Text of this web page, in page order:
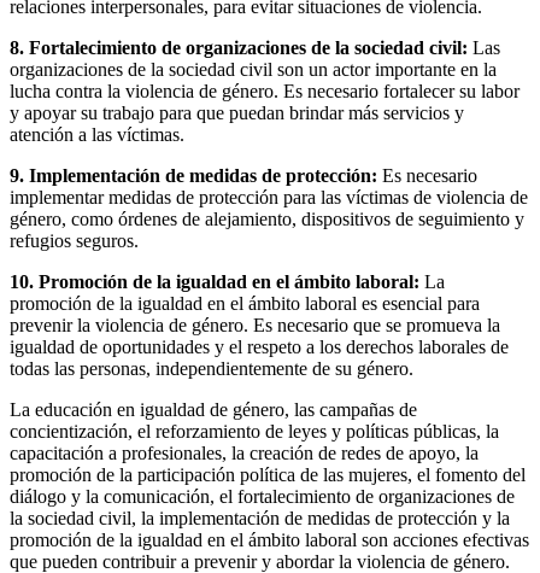
relaciones interpersonales, para evitar situaciones de violencia.
8. Fortalecimiento de organizaciones de la sociedad civil: Las
organizaciones de la sociedad civil son un actor importante en la
lucha contra la violencia de género. Es necesario fortalecer su labor
y apoyar su trabajo para que puedan brindar más servicios y
atención a las víctimas.
9. Implementación de medidas de protección: Es necesario
implementar medidas de protección para las víctimas de violencia de
género, como órdenes de alejamiento, dispositivos de seguimiento y
refugios seguros.
10. Promoción de la igualdad en el ámbito laboral: La
promoción de la igualdad en el ámbito laboral es esencial para
prevenir la violencia de género. Es necesario que se promueva la
igualdad de oportunidades y el respeto a los derechos laborales de
todas las personas, independientemente de su género.
La educación en igualdad de género, las campañas de
concientización, el reforzamiento de leyes y políticas públicas, la
capacitación a profesionales, la creación de redes de apoyo, la
promoción de la participación política de las mujeres, el fomento del
diálogo y la comunicación, el fortalecimiento de organizaciones de
la sociedad civil, la implementación de medidas de protección y la
promoción de la igualdad en el ámbito laboral son acciones efectivas
que pueden contribuir a prevenir y abordar la violencia de género.